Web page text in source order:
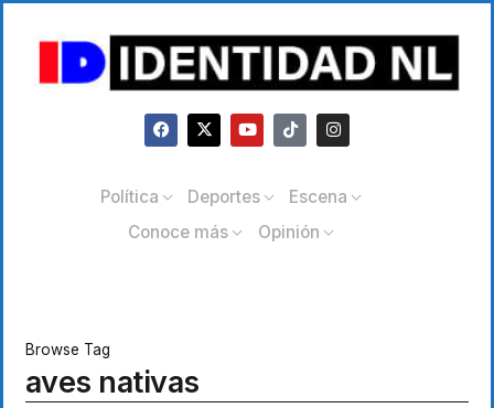
Política Deportes
Escena
Conoce más
Opinión
Browse Tag
aves nativas